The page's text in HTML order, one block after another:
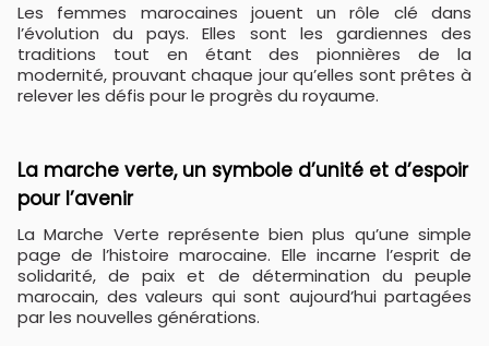
Les femmes marocaines jouent un rôle clé dans
l’évolution du pays. Elles sont les gardiennes des
traditions tout en étant des pionnières de la
modernité, prouvant chaque jour qu’elles sont prêtes à
relever les défis pour le progrès du royaume.
La marche verte, un symbole d’unité et d’espoir
pour l’avenir
La Marche Verte représente bien plus qu’une simple
page de l’histoire marocaine. Elle incarne l’esprit de
solidarité, de paix et de détermination du peuple
marocain, des valeurs qui sont aujourd’hui partagées
par les nouvelles générations.